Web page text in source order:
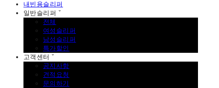
내빈용슬리퍼
일반슬리퍼 ˇ
전체
여성슬리퍼
남성슬리퍼
특가할인
고객센터 ˇ
공지사항
견적요청
문의하기